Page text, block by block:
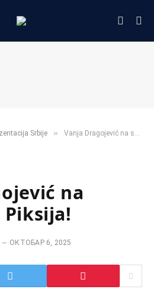
Srbije » Vanja Dragojević na spisku kod Piksija!
na
ОКТОБАР 6, 2025